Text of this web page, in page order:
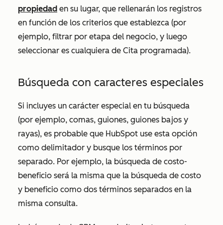
propiedad en su lugar, que rellenarán los registros
en función de los criterios que establezca (por
ejemplo, filtrar por etapa del negocio, y luego
seleccionar es cualquiera de Cita programada).
Búsqueda con caracteres especiales
Si incluyes un carácter especial en tu búsqueda
(por ejemplo, comas, guiones, guiones bajos y
rayas), es probable que HubSpot use esta opción
como delimitador y busque los términos por
separado. Por ejemplo, la búsqueda de costo-
beneficio será la misma que la búsqueda de costo
y beneficio como dos términos separados en la
misma consulta.